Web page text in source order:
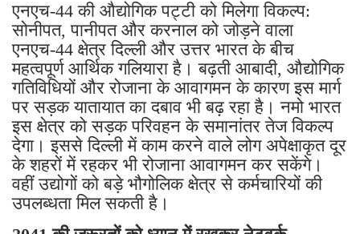
एनएच-44 की औद्योगिक पट्टी को मिलेगा विकल्प:
सोनीपत, पानीपत और करनाल को जोड़ने वाला
एनएच-44 क्षेत्र दिल्ली और उत्तर भारत के बीच
महत्वपूर्ण आर्थिक गलियारा है। बढ़ती आबादी, औद्योगिक
गतिविधियों और रोजाना के आवागमन के कारण इस मार्ग
पर सड़क यातायात का दबाव भी बढ़ रहा है। नमो भारत
इस क्षेत्र को सड़क परिवहन के समानांतर तेज विकल्प
देगा। इससे दिल्ली में काम करने वाले लोग अपेक्षाकृत दूर
के शहरों में रहकर भी रोजाना आवागमन कर सकेंगे।
वहीं उद्योगों को बड़े भौगोलिक क्षेत्र से कर्मचारियों की
उपलब्धता मिल सकती है।